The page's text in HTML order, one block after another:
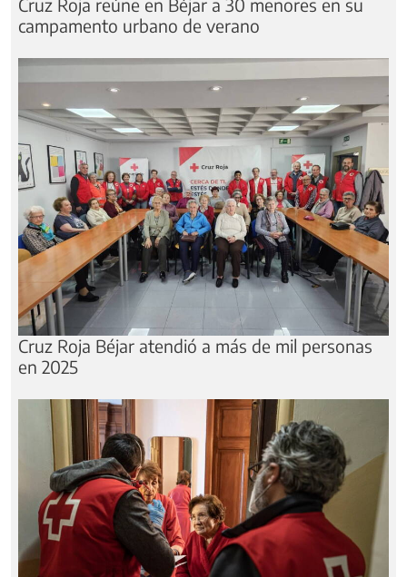
campamento urbano de verano
Cruz Roja Béjar atendió a más de mil personas
en 2025